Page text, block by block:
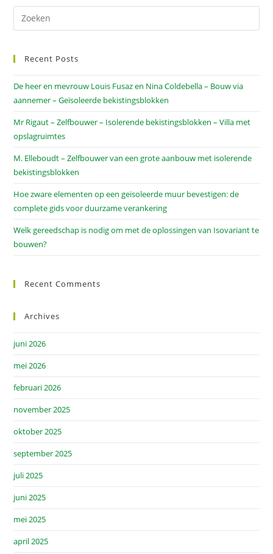
Recent Posts
De heer en mevrouw Louis Fusaz en Nina Coldebella – Bouw via
aannemer – Geïsoleerde bekistingsblokken
Mr Rigaut – Zelfbouwer – Isolerende bekistingsblokken – Villa met
opslagruimtes
M. Elleboudt – Zelfbouwer van een grote aanbouw met isolerende
bekistingsblokken
Hoe zware elementen op een geïsoleerde muur bevestigen: de
complete gids voor duurzame verankering
Welk gereedschap is nodig om met de oplossingen van Isovariant te
bouwen?
Recent Comments
Archives
juni 2026
mei 2026
februari 2026
november 2025
oktober 2025
september 2025
juli 2025
juni 2025
mei 2025
april 2025